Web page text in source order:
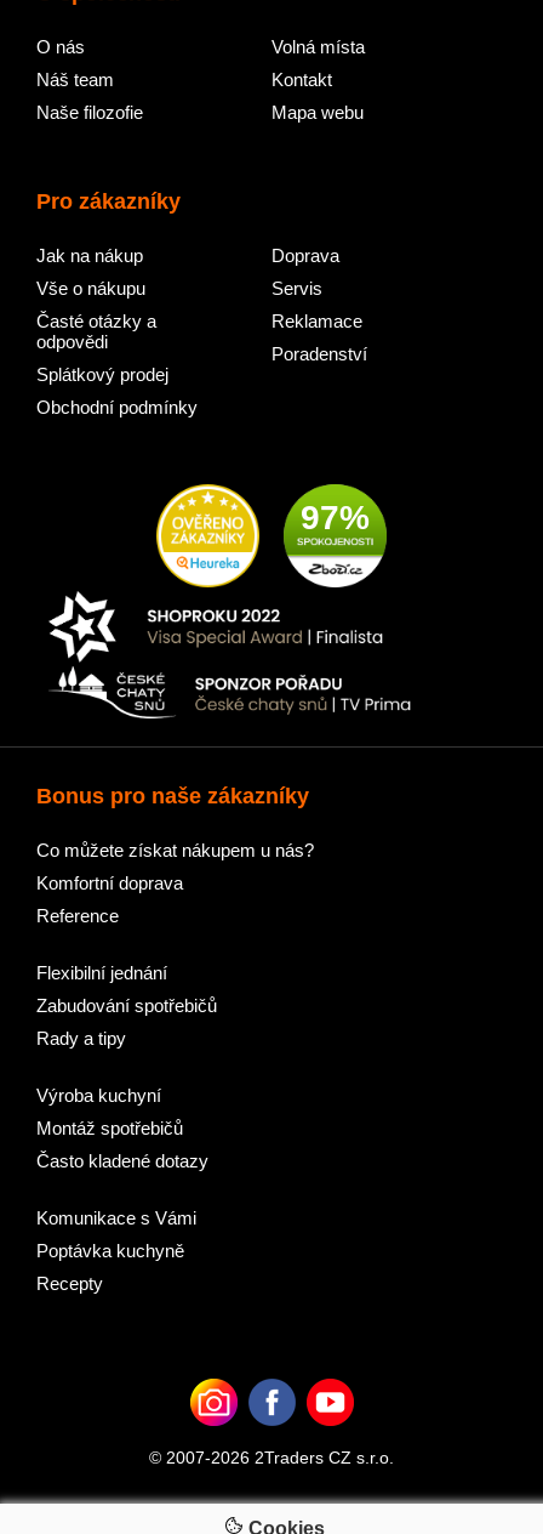
Cookies
O nás
Náš team
Naše filozofie
Volná místa
Kontakt
Mapa webu
Pro zákazníky
Jak na nákup
Vše o nákupu
Časté otázky a
odpovědi
Splátkový prodej
Obchodní podmínky
Doprava
Servis
Reklamace
Poradenství
97%
Bonus pro naše zákazníky
Co můžete získat nákupem u nás?
Komfortní doprava
Reference
Flexibilní jednání
Zabudování spotřebičů
Rady a tipy
Výroba kuchyní
Montáž spotřebičů
Často kladené dotazy
Komunikace s Vámi
Poptávka kuchyně
Recepty
© 2007-2026 2Traders CZ s.r.o.